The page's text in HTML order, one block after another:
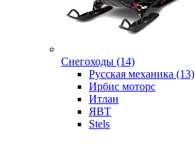
Снегоходы (14)
Русская механика (13)
Ирбис моторс
Итлан
ЯВТ
Stels